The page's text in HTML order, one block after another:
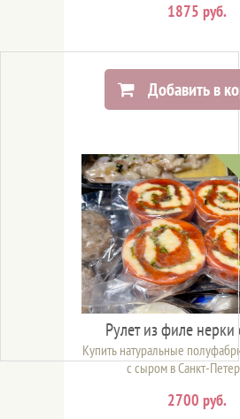
1875 руб.
Добавить в
Рулет из филе
Купить натуральные
с сыром в Санкт-
2700 руб.